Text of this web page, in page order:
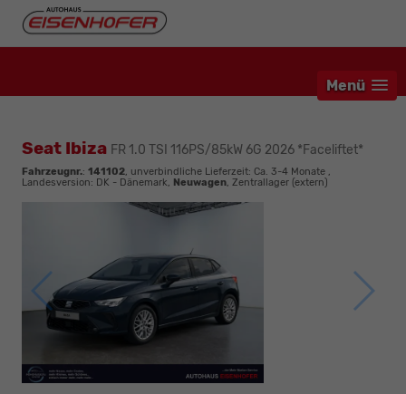
Menü
Seat Ibiza FR 1.0 TSI 116PS/85kW 6G 2026 *Faceliftet*
Fahrzeugnr.: 141102, unverbindliche Lieferzeit: Ca. 3-4 Monate ,
Landesversion: DK - Dänemark, Neuwagen, Zentrallager (extern)